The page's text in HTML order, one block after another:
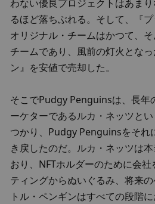
わない優良プロジェクトはあま
るほど落ちぶれる。そして、『
オリジナル・チームはかつて、
チームであり、風前の灯火とな
ン』を安値で売却した。
そこでPudgy Penguinsは、長年
ーケターであるルカ・ネッツと
つかり、Pudgy Penguinsをそれ
き戻したのだ。ルカ・ネッツは
おり、NFTホルダーのために会
ティングからぬいぐるみ、将来
トル・ペンギンはすべての段階